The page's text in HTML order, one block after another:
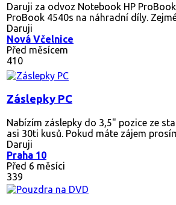
Daruji za odvoz Notebook HP
ProBook 4540s na náhradní díly.
Daruji
Nová Včelnice
Před měsícem
410
Záslepky PC
Nabízím záslepky do 3,5" pozice ze
asi 30ti kusů. Pokud máte zájem
Daruji
Praha 10
Před 6 měsíci
339